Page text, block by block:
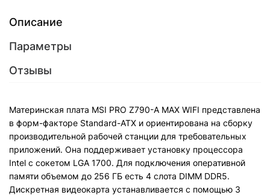
Описание
Параметры
Отзывы
Материнская плата MSI PRO Z790-A MAX WIFI представлена
в форм-факторе Standard-ATX и ориентирована на сборку
производительной рабочей станции для требовательных
приложений. Она поддерживает установку процессора
Intel с сокетом LGA 1700. Для подключения оперативной
памяти объемом до 256 ГБ есть 4 слота DIMM DDR5.
Дискретная видеокарта устанавливается с помощью 3